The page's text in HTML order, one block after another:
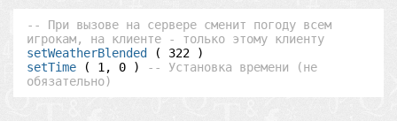
-- При вызове на сервере сменит погоду всем
игрокам, на клиенте - только этому клиенту
setWeatherBlended
setTime ( 1, 0 )
-- Установка времени (не
обязательно)